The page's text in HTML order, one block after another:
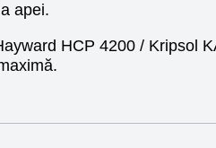
apei.
HCP 4200 / Kripsol